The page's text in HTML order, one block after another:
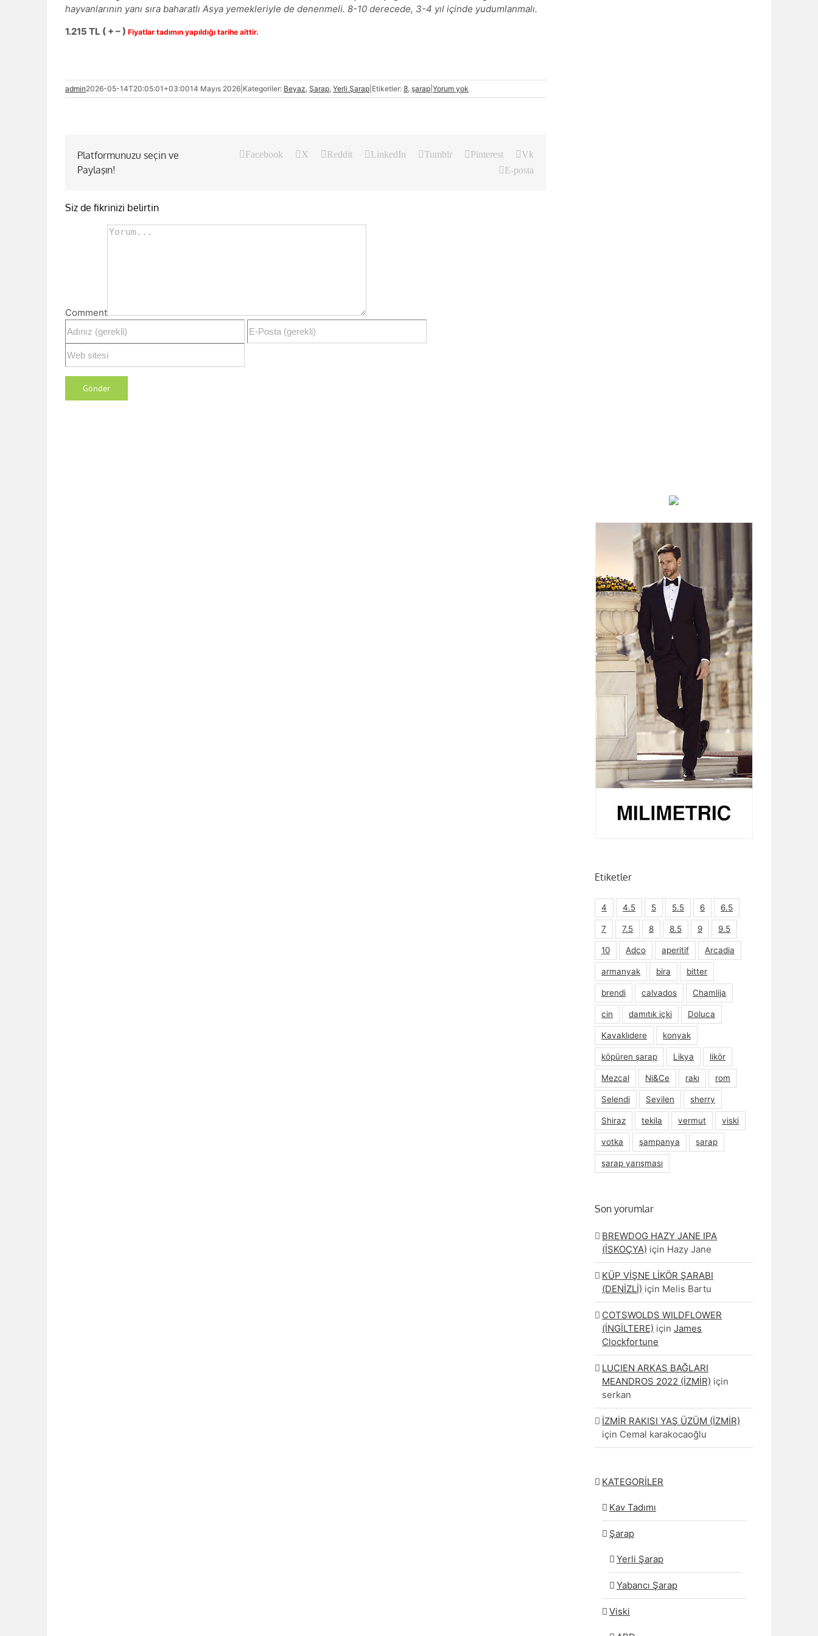
hayvanlarının yanı sıra baharatlı Asya yemekleriyle de denenmeli. 8-10 derecede, 3-4 yıl içinde yudumlanmalı.
1.215 TL ( + – ) Fiyatlar tadımın yapıldığı tarihe aittir.
admin2026-05-14T20:05:01+03:0014 Mayıs 2026 Kategoriler: Beyaz, Şarap, Yerli Şarap Etiketler: 8, şarap Yorum yok
Platformunuzu seçin ve
Paylaşın!
Facebook X Reddit LinkedIn Tumblr Pinterest
Vk
E-posta
Siz de fikrinizi belirtin
Comment
Etiketler
4 4.5 5 5.5 6 6.5
7 7.5 8 8.5 9 9.5
10 Adco aperitif Arcadia
armanyak bira bitter
brendi calvados Chamlija
cin damıtık içki Doluca
Kavaklıdere konyak
köpüren şarap Likya likör
Mezcal Ni&Ce rakı rom
Selendi Sevilen sherry
Shiraz tekila vermut viski
votka şampanya şarap
şarap yarışması
Son yorumlar
BREWDOG HAZY JANE IPA
(İSKOÇYA) için Hazy Jane
KÜP VİŞNE LİKÖR ŞARABI
(DENİZLİ) için Melis Bartu
COTSWOLDS WILDFLOWER
(İNGİLTERE) içinJames
Clockfortune
LUCIEN ARKAS BAĞLARI
MEANDROS 2022 (İZMİR) için
serkan
İZMİR RAKISI YAŞ ÜZÜM (İZMİR)
için Cemal karakocaoğlu
KATEGORİLER
Kav Tadımı
Şarap
Yerli Şarap
Yabancı Şarap
Viski